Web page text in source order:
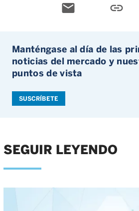
email link
Manténgase al día de las
noticias del mercado y
puntos de vista
SUSCRÍBETE
SEGUIR LEYENDO